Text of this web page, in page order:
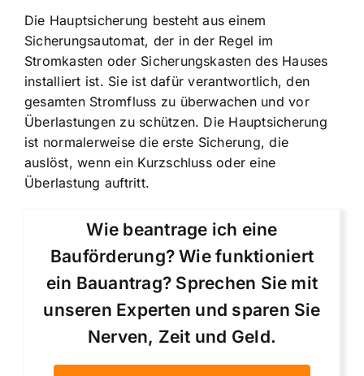
Die Hauptsicherung besteht aus einem
Sicherungsautomat, der in der Regel im
Stromkasten oder Sicherungskasten des Hauses
installiert ist. Sie ist dafür verantwortlich, den
gesamten Stromfluss zu überwachen und vor
Überlastungen zu schützen. Die Hauptsicherung
ist normalerweise die erste Sicherung, die
auslöst, wenn ein Kurzschluss oder eine
Überlastung auftritt.
Wie beantrage ich eine
Bauförderung? Wie funktioniert
ein Bauantrag? Sprechen Sie mit
unseren Experten und sparen Sie
Nerven, Zeit und Geld.